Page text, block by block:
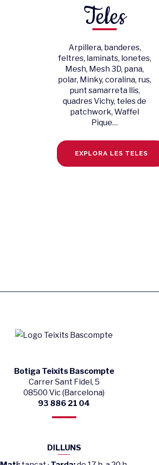
Teles
Arpillera, banderes,
feltres, laminats, lonetes,
Mesh, Mesh 3D, pana,
polar, Minky, coralina, rus,
punt samarreta llis,
quadres Vichy, teles de
patchwork, Waffel
Pique…
EXPLORA LES TELES
Botiga Teixits Bascompte
Carrer Sant Fidel, 5
08500 Vic (Barcelona)
93 886 21 04
DILLUNS